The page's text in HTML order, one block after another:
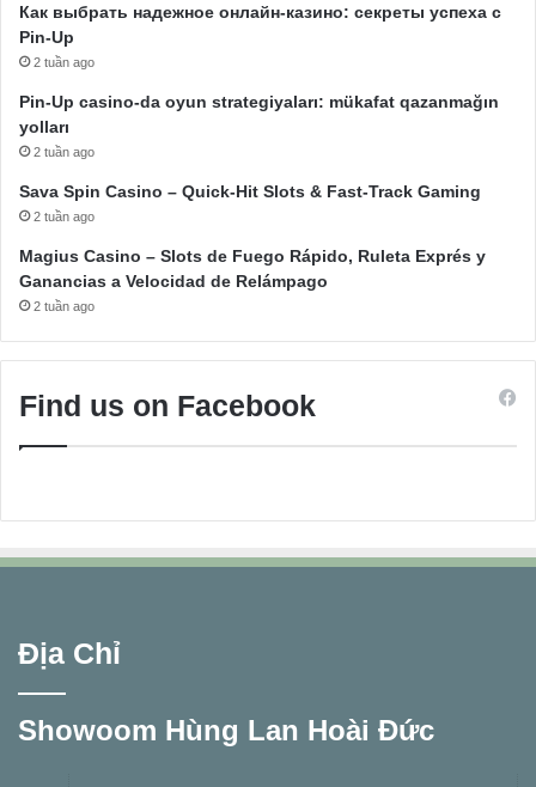
Как выбрать надежное онлайн-казино: секреты успеха с
Pin-Up
2 tuần ago
Pin-Up casino-da oyun strategiyaları: mükafat qazanmağın
yolları
2 tuần ago
Sava Spin Casino – Quick‑Hit Slots & Fast‑Track Gaming
2 tuần ago
Magius Casino – Slots de Fuego Rápido, Ruleta Exprés y
Ganancias a Velocidad de Relámpago
2 tuần ago
Find us on Facebook
Địa Chỉ
Showoom Hùng Lan Hoài Đức